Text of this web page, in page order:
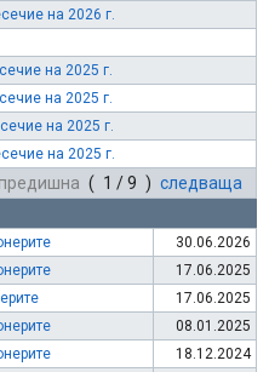
на 2026 г.
на 2025 г.
на 2025 г.
на 2025 г.
на 2025 г.
предишна ( 1 / 9 ) следваща
30.06.2026
17.06.2025
17.06.2025
08.01.2025
18.12.2024